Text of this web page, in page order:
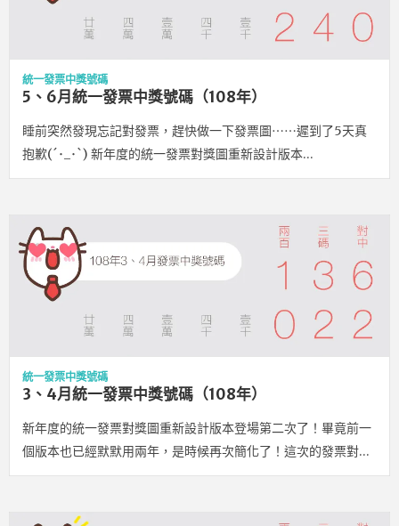
統一發票中獎號碼
5、6月統一發票中獎號碼（108年）
睡前突然發現忘記對發票，趕快做一下發票圖⋯⋯遲到了5天真
抱歉(´･_･`) 新年度的統一發票對獎圖重新設計版本…
統一發票中獎號碼
3、4月統一發票中獎號碼（108年）
新年度的統一發票對獎圖重新設計版本登場第二次了！畢竟前一
個版本也已經默默用兩年，是時候再次簡化了！這次的發票對…